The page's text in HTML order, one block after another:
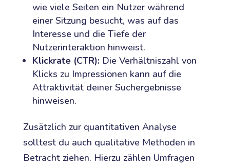
wie viele Seiten ein Nutzer während
einer Sitzung besucht, was auf das
Interesse und die Tiefe der
Nutzerinteraktion hinweist.
Klickrate (CTR):Die Verhältniszahl von
Klicks zu Impressionen kann auf die
Attraktivität deiner Suchergebnisse
hinweisen.
Zusätzlich zur quantitativen Analyse
solltest du auch qualitative Methoden in
Betracht ziehen. Hierzu zählen Umfragen